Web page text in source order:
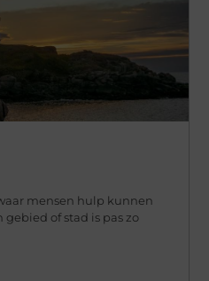
mensen hulp kunnen
of stad is pas zo